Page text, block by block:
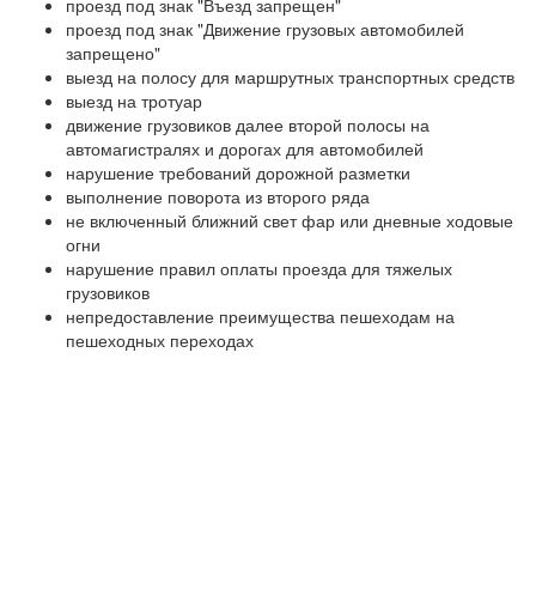
проезд под знак "Въезд запрещен"
проезд под знак "Движение грузовых автомобилей
запрещено"
выезд на полосу для маршрутных транспортных средств
выезд на тротуар
движение грузовиков далее второй полосы на
автомагистралях и дорогах для автомобилей
нарушение требований дорожной разметки
выполнение поворота из второго ряда
не включенный ближний свет фар или дневные ходовые
огни
нарушение правил оплаты проезда для тяжелых
грузовиков
непредоставление преимущества пешеходам на
пешеходных переходах